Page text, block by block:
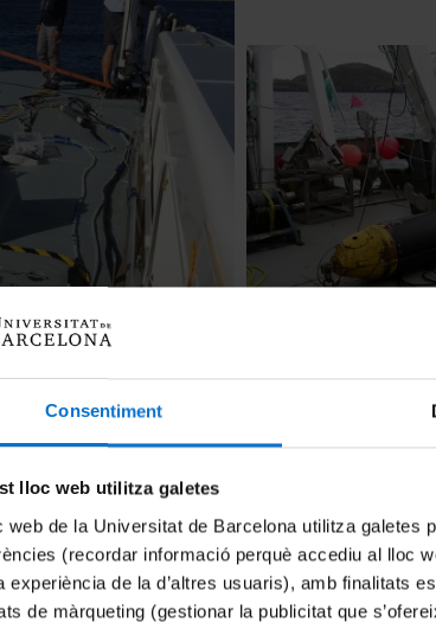
Consentiment
lloc web utilitza galetes
web de la Universitat de Barcelona utilitza
(recordar informació perquè accediu al lloc
experiència de la d’altres usuaris), amb finalitats
de màrqueting (gestionar la publicitat que